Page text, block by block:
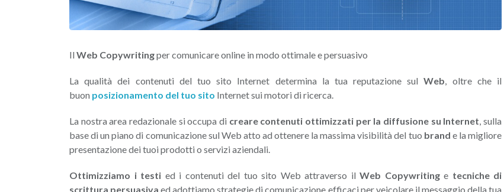
Il Web Copywritingper comunicare online in modo ottimale e persuasivo
La qualità dei contenuti del tuo sito Internet determina la tua reputazione sulWeb, oltre che il
buon posizionamento del tuo sito Internet sui motori di ricerca.
La nostra area redazionale si occupa di creare contenuti ottimizzati per la diffusione su Internet, sulla
base di un piano di comunicazione sul Web atto ad ottenere la massima visibilità del tuo brand e la migliore
presentazione dei tuoi prodotti o servizi aziendali.
Ottimizziamo i testi ed i contenuti del tuo sito Web attraverso il Web Copywritinge tecniche di
scrittura persuasiva ed adottiamo strategie di comunicazione efficaci per veicolare il messaggio della tua